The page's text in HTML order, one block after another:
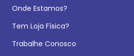
Onde Estamos?
Tem Loja Física?
Trabalhe Conosco